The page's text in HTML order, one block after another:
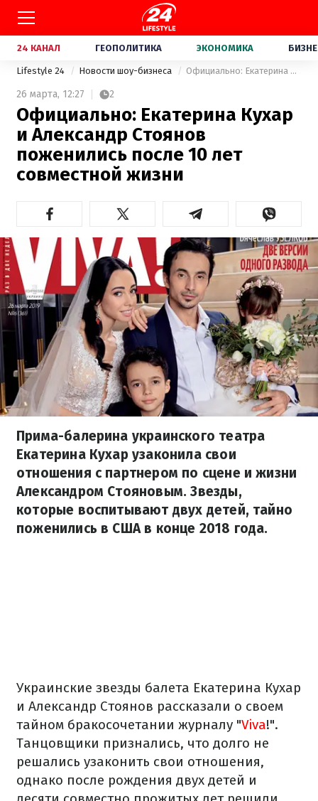
24 КАНАЛ ГЕОПОЛИТИКА ЭКОНОМИКА
Lifestyle 24 Новости шоу-бизнеса Официально: Екатерина Кухар и Александр Стоянов поженились после 10 лет совместной жизни
26 марта, 12:27 2
Официально: Екатерина Кухар
и Александр Стоянов
поженились после 10 лет
совместной жизни
Прима-балерина украинского театра
Екатерина Кухар узаконила свои
отношения с партнером по сцене и жизни
Александром Стояновым. Звезды,
которые воспитывают двух детей, тайно
поженились в США в конце 2018 года.
Украинские звезды балета Екатерина Кухар
и Александр Стоянов рассказали о своем
тайном бракосочетании журналу "Viva!".
Танцовщики признались, что долго не
решались узаконить свои отношения,
однако после рождения двух детей и